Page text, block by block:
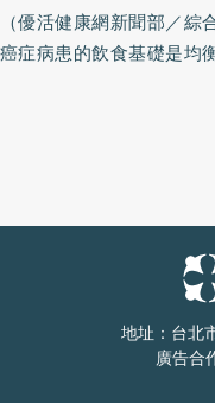
（優活健康網新聞部／
癌症病患的飲食基礎是均
專題講座／論壇，此次主
醫師主講，陳月卿董事長
飲食與運動，以預防癌症
科主任、北醫大助理教授
康醫衛電視節目知名主持
地址：台北
廣告合